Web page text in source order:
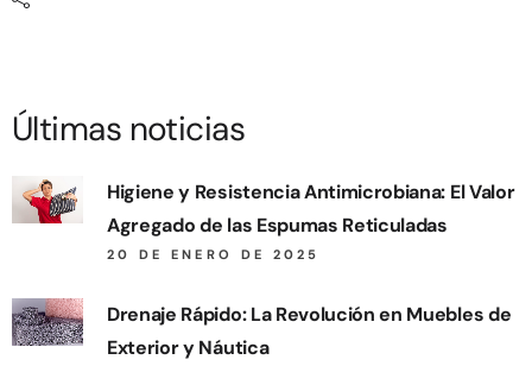
Últimas noticias
Higiene y Resistencia Antimicrobiana: El Valor
Agregado de las Espumas Reticuladas
20 DE ENERO DE 2025
Drenaje Rápido: La Revolución en Muebles de
Exterior y Náutica